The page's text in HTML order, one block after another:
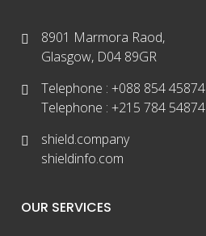
8901 Marmora Raod,
Glasgow, D04 89GR
Telephone :+088 854 45874
Telephone :+215 784 54874
shield.company
shieldinfo.com
OUR SERVICES